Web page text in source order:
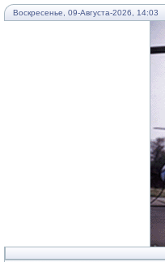
Воскресенье, 09-Августа-2026, 14:03